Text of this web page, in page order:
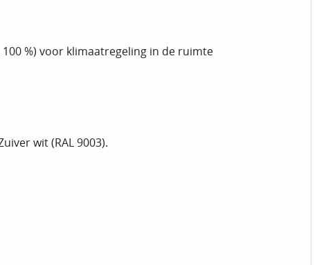
%) voor klimaatregeling in de ruimte
wit (RAL 9003).